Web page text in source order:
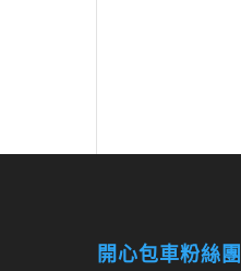
開心包車粉絲團